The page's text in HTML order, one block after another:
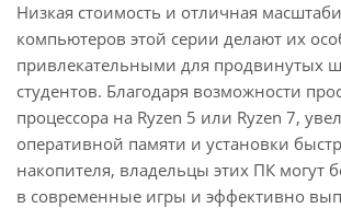
Низкая стоимость и отличная
компьютеров этой серии делают их
привлекательными для продвинутых
студентов. Благодаря возможности
процессора на Ryzen 5 или Ryzen 7,
оперативной памяти и установки
накопителя, владельцы этих ПК могут
в современные игры и эффективно